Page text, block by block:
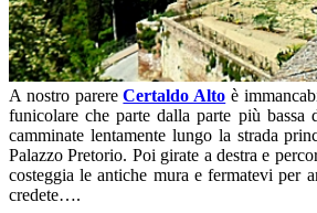
A nostro parereCertaldo Alto è
funicolare che parte dalla parte più bassa
camminate lentamente lungo la strada
Palazzo Pretorio. Poi girate a destra e
costeggia le antiche mura e fermatevi per
credete….